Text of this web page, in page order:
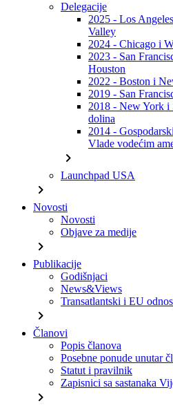
Delegacije
2025 - Los
Valley
2024 - Chicago i
2023 - San
Houston
2022 - Boston i
2019 - San
2018 - New York i
dolina
2014 -
Vlade vodećim
chevron_right
Launchpad USA
chevron_right
Novosti
Novosti
Objave za medije
chevron_right
Publikacije
Godišnjaci
News&Views
Transatlantski i EU
chevron_right
Članovi
Popis članova
Posebne ponude unutar
Statut i pravilnik
Zapisnici sa sastanaka
chevron_right